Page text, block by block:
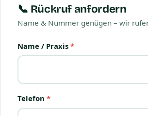
📞 Rückruf anfordern
Name & Nummer genügen – wir
Name / Praxis*
Telefon*